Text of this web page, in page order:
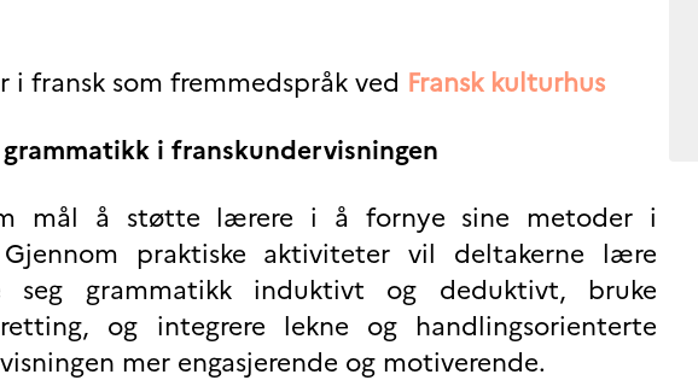
i fransk som fremmedspråk ved Fransk kulturhus
i franskundervisningen
mål å støtte lærere i å fornye sine metoder i
Gjennom praktiske aktiviteter vil deltakerne lære
grammatikk induktivt og deduktivt, bruke
og integrere lekne og handlingsorienterte
mer engasjerende og motiverende.